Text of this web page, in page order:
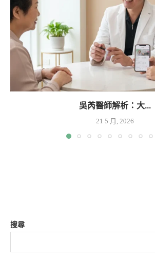
吳芮醫師解析：大...
21 5 月, 2026
搜尋